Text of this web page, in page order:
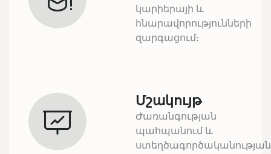
կարիերայի և
հնարավորությունների
զարգացում։
Մշակույթ
Ժառանգության
պահպանում և
ստեղծագործականության